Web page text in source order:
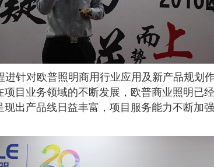
进针对欧普照明商用行业应用及新产品规划
目业务领域的不断发展，欧普商业照明已
现出产品线日益丰富，项目服务能力不断加